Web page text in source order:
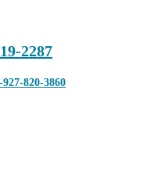
2287
927-820-3860